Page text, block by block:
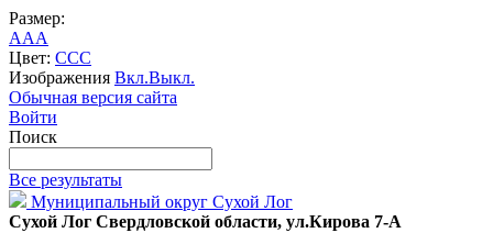
Размер:
AAA
Цвет: CCC
Изображения Вкл.Выкл.
Обычная версия сайта
Войти
Поиск
Все результаты
Муниципальный округ Сухой Лог
Сухой Лог Свердловской области, ул.Кирова 7-А